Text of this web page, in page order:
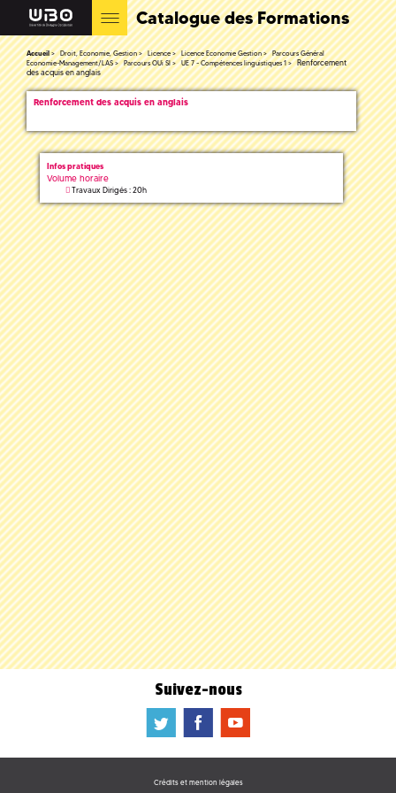
Catalogue des Formations
Accueil Droit, Economie, Gestion Licence Licence Economie Gestion
Parcours Général
Economie-Management/LAS
Parcours OUi SI UE 7 - Compétences linguistiques 1
Renforcement
des acquis en anglais
Renforcement des acquis en anglais
Infos pratiques
Volume horaire
Travaux Dirigés : 20h
Suivez-nous
a b f
Crédits et mention légales